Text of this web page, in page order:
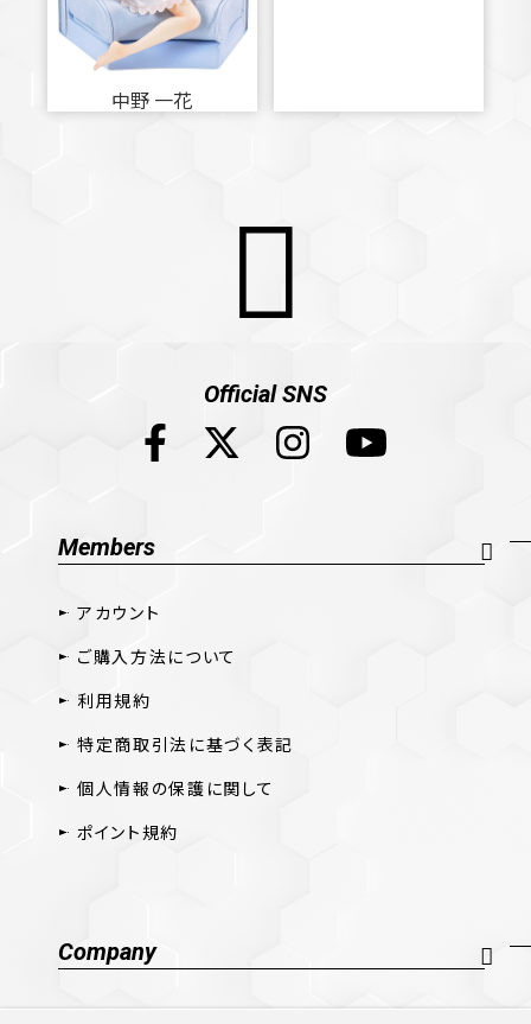
中野 一花
Official SNS
Members
アカウント
ご購入方法について
利用規約
特定商取引法に基づく表記
個人情報の保護に関して
ポイント規約
Company